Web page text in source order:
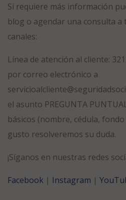
Si requiere más información
blog o agendar una consulta a
canales:
Línea de atención al cliente:
por correo electrónico a
el asunto PREGUNTA
básicos (nombre, cédula,
gusto resolveremos su duda.
¡Síganos en nuestras redes
Facebook | Instagram |